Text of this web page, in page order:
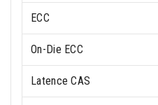
ECC
On-Die ECC
Latence CAS